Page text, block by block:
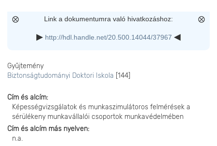
Link a dokumentumra való hivatkozáshoz:
http://hdl.handle.net/20.500.14044/37967
Gyűjtemény
Biztonságtudományi Doktori Iskola [144]
Cím és alcím
Képességvizsgálatok és munkaszimulátoros felmérések a
sérülékeny munkavállalói csoportok munkavédelmében
Cím és alcím más nyelven
n.a.